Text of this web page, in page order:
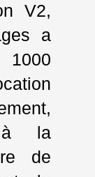
V2,
a
à la
de